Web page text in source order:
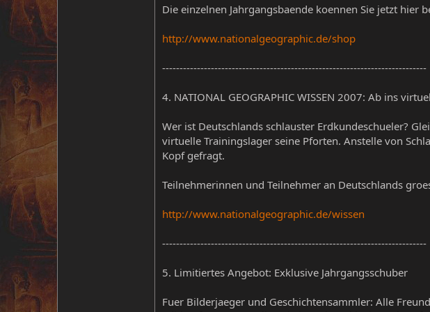
Die einzelnen Jahrgangsbaende koennen Sie jetzt hier
http://www.nationalgeographic.de/shop
----------------------------------------------------------------------------
4. NATIONAL GEOGRAPHIC WISSEN 2007: Ab ins
Wer ist Deutschlands schlauster Erdkundeschueler?
virtuelle Trainingslager seine Pforten. Anstelle von
Kopf gefragt.
Teilnehmerinnen und Teilnehmer an Deutschlands
http://www.nationalgeographic.de/wissen
----------------------------------------------------------------------------
5. Limitiertes Angebot: Exklusive Jahrgangsschuber
Fuer Bilderjaeger und Geschichtensammler: Alle